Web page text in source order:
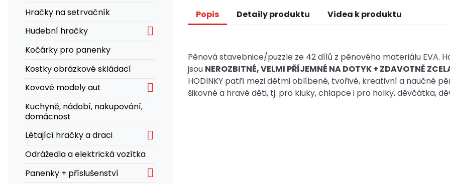
Hračky na setrvačník
Hudební hračky

Kočárky pro panenky
Kostky obrázkové skládací
Kovové modely aut

Kuchyně, nádobí, nakupování,
domácnost
Létající hračky a draci

Odrážedla a elektrická vozítka
Panenky + příslušenství

Popis Detaily produktu Videa k produktu
Pěnová stavebnice/puzzle ze 42 dílů z pěnového materiálu EVA.
jsou NEROZBITNÉ, VELMI PŘÍJEMNÉ NA DOTYK + ZDAVOTNĚ
HODINKY patří mezi dětmi oblíbené, tvořivé, kreativní a naučné
šikovné a hravé děti, tj. pro kluky, chlapce i pro holky, děvčátka,